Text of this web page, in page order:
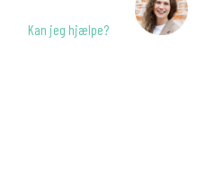
Kan jeg hjælpe?